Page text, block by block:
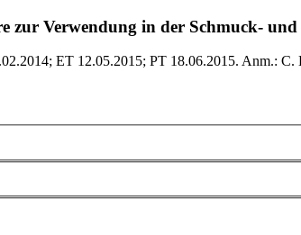
zur Verwendung in der Schmuck-
ET 12.05.2015; PT 18.06.2015. Anm.: